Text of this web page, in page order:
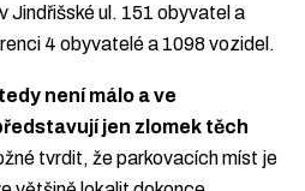
Jindřišské ul. 151 obyvatel a
4 obyvatelé a 1098 vozidel.
není málo a ve
jen zlomek těch
tvrdit, že parkovacích míst je